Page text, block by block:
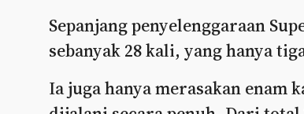
Sepanjang penyelenggaraan
sebanyak 28 kali, yang hanya
Ia juga hanya merasakan